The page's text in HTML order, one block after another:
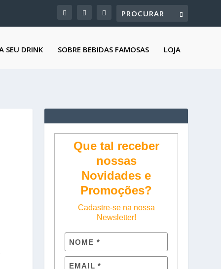
SEU DRINK SOBRE BEBIDAS FAMOSAS LOJA
Que tal receber
nossas
Novidades e
Promoções?
Cadastre-se na nossa
Newsletter!